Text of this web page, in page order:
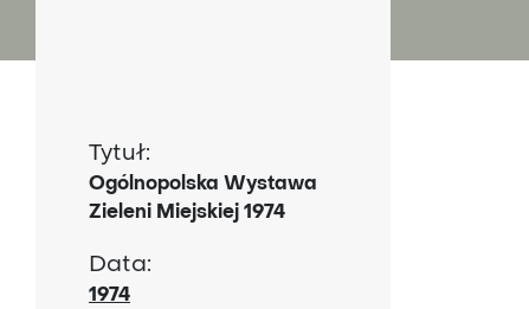
Tytuł:
Ogólnopolska Wystawa
Zieleni Miejskiej 1974
Data:
1974